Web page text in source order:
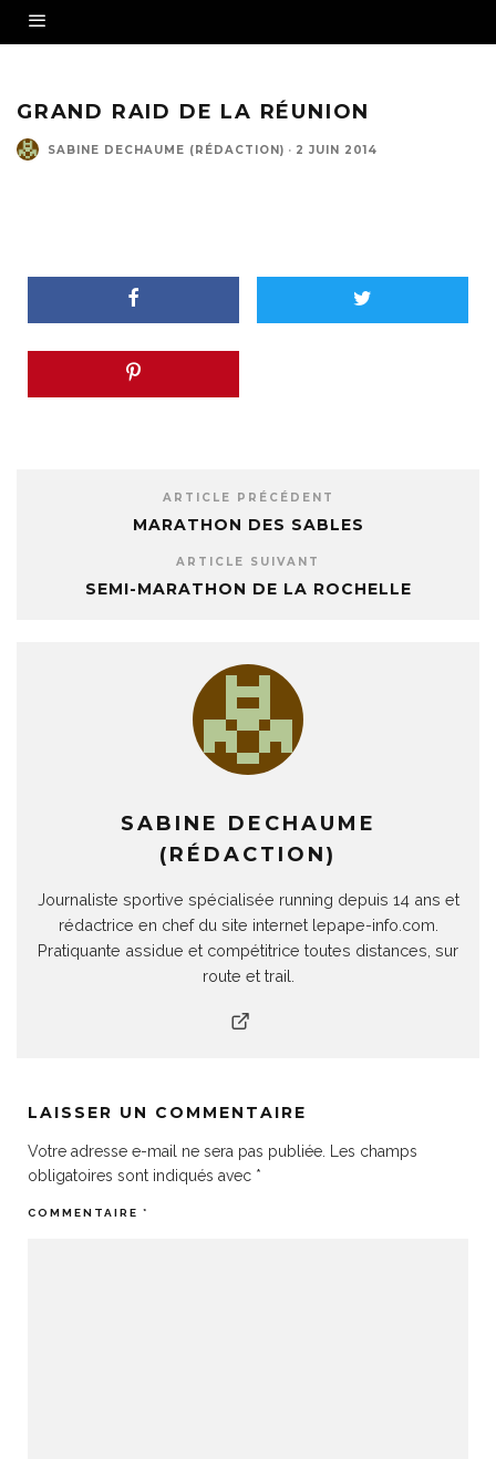
GRAND RAID DE LA RÉUNION
SABINE DECHAUME (RÉDACTION) · 2 JUIN 2014
ARTICLE PRÉCÉDENT
MARATHON DES SABLES
ARTICLE SUIVANT
SEMI-MARATHON DE LA ROCHELLE
SABINE DECHAUME
(RÉDACTION)
Journaliste sportive spécialisée running depuis 14 ans et
rédactrice en chef du site internet lepape-info.com.
Pratiquante assidue et compétitrice toutes distances, sur
route et trail.
LAISSER UN COMMENTAIRE
Votre adresse e-mail ne sera pas publiée.
Les champs
obligatoires sont indiqués avec *
COMMENTAIRE *